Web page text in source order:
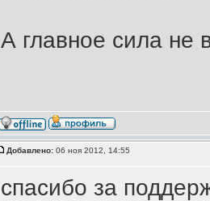
А главное сила
Добавлено:06 ноя 2012, 14:55
спасибо за